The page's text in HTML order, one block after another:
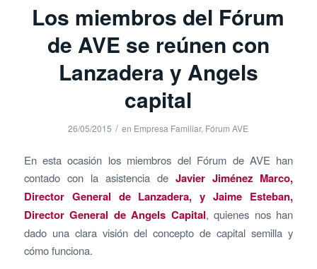
Los miembros del Fórum
de AVE se reúnen con
Lanzadera y Angels
capital
26/05/2015 / en Empresa Familiar, Fórum AVE
En esta ocasión los miembros del Fórum de AVE han
contado con la asistencia deJavier Jiménez Marco,
Director General de Lanzadera, y Jaime Esteban,
Director General de Angels Capital, quienes nos han
dado una clara visión del concepto de capital semilla y
cómo funciona.